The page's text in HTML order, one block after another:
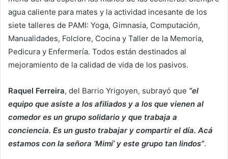
agua caliente para mates y la actividad incesante de los
siete talleres de PAMI: Yoga, Gimnasia, Computación,
Manualidades, Folclore, Cocina y Taller de la Memoria,
Pedicura y Enfermería. Todos están destinados al
mejoramiento de la calidad de vida de los pasivos.
Raquel Ferreira, del Barrio Yrigoyen, subrayó que “el
equipo que asiste a los afiliados y a los que vienen al
comedor es un grupo solidario y que trabaja a
conciencia. Es un gusto trabajar y compartir el día. Acá
estamos con la señora ‘Mimí’ y este grupo tan lindos”.